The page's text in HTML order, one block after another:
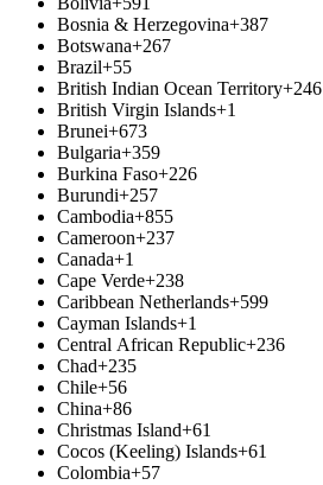
Bosnia & Herzegovina+387
Botswana+267
Brazil+55
British Indian Ocean Territory+246
British Virgin Islands+1
Brunei+673
Bulgaria+359
Burkina Faso+226
Burundi+257
Cambodia+855
Cameroon+237
Canada+1
Cape Verde+238
Caribbean Netherlands+599
Cayman Islands+1
Central African Republic+236
Chad+235
Chile+56
China+86
Christmas Island+61
Cocos (Keeling) Islands+61
Colombia+57